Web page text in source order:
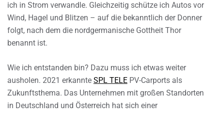
ich in Strom verwandle. Gleichzeitig schütze ich Autos vor
Wind, Hagel und Blitzen – auf die bekanntlich der Donner
folgt, nach dem die nordgermanische Gottheit Thor
benannt ist.
Wie ich entstanden bin? Dazu muss ich etwas weiter
ausholen. 2021 erkannte SPL TELE PV-Carports als
Zukunftsthema. Das Unternehmen mit großen Standorten
in Deutschland und Österreich hat sich einer